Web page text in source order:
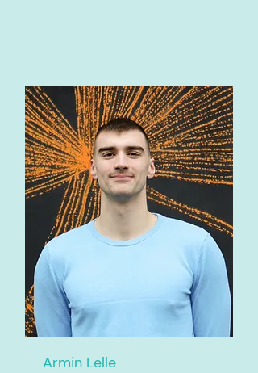
Armin Lelle